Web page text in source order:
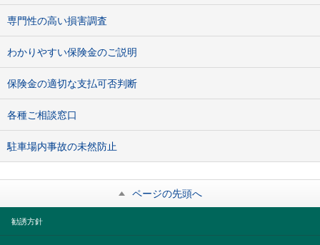
専門性の高い損害調査
わかりやすい保険金のご説明
保険金の適切な支払可否判断
各種ご相談窓口
駐車場内事故の未然防止
ページの先頭へ
勧誘方針